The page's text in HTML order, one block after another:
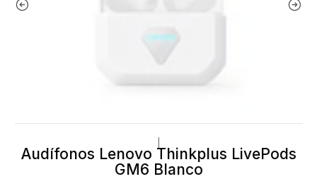
Audífonos Lenovo Thinkplus LivePods
GM6 Blanco